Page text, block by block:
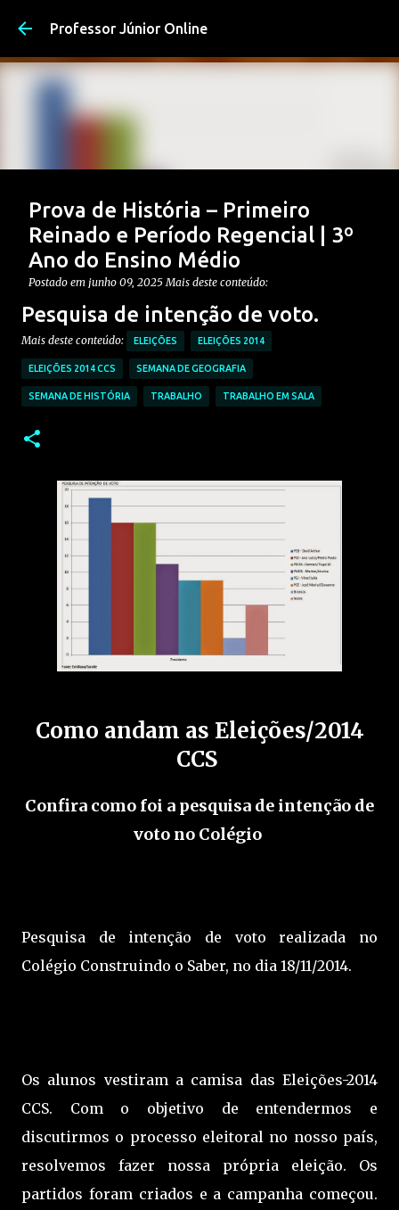
Professor Júnior Online
Postagem em destaque
Prova de História – Primeiro
Reinado e Período Regencial | 3º
Ano do Ensino Médio
Postado em junho 09, 2025Mais deste conteúdo:
CONTEÚDO: PRIMEIRO REINADO ENSINO MÉDIO
PROVAS DE HISTÓRIA MÉDIO
0
Pesquisa de intenção de voto.
Mais deste conteúdo: ELEIÇÕES ELEIÇÕES 2014
ELEIÇÕES 2014 CCS SEMANA DE GEOGRAFIA
SEMANA DE HISTÓRIA TRABALHO TRABALHO EM SALA
Como andam as Eleições/2014
CCS
Confira como foi a pesquisa de intenção de
voto no Colégio
Pesquisa de intenção de voto realizada no
Colégio Construindo o Saber, no dia 18/11/2014.
Os alunos vestiram a camisa das Eleições-2014
CCS. Com o objetivo de entendermos e
discutirmos o processo eleitoral no nosso país,
resolvemos fazer nossa própria eleição. Os
partidos foram criados e a campanha começou.